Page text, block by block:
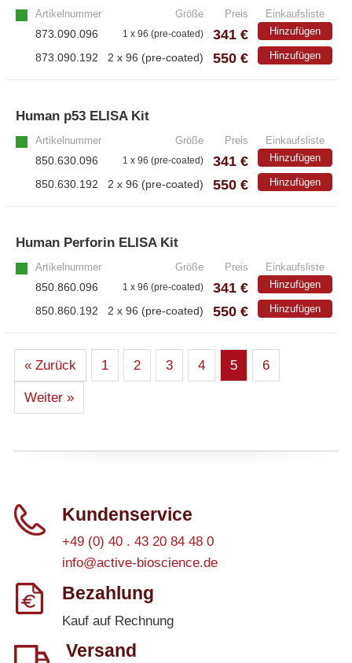
Artikelnummer Größe Preis Einkaufsliste
873.090.096 1 x 96 (pre-coated) 341 € Hinzufügen
873.090.192 2 x 96 (pre-coated) 550 € Hinzufügen
Human p53 ELISA Kit
Artikelnummer Größe Preis Einkaufsliste
850.630.096 1 x 96 (pre-coated) 341 € Hinzufügen
850.630.192 2 x 96 (pre-coated) 550 € Hinzufügen
Human Perforin ELISA Kit
Artikelnummer Größe Preis Einkaufsliste
850.860.096 1 x 96 (pre-coated) 341 € Hinzufügen
850.860.192 2 x 96 (pre-coated) 550 € Hinzufügen
« Zurück 1 2 3 4 5 6
Weiter »
Kundenservice
+49 (0) 40 . 43 20 84 48 0
info@active-bioscience.de
Bezahlung
Kauf auf Rechnung
Versand